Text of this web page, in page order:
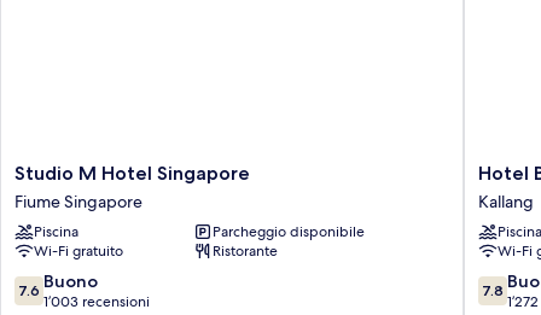
Studio
M
Hotel
Singapore
Fiume
Singapore
Studio M Hotel Singapore
Fiume Singapore
Piscina
Parcheggio disponibile
Wi-Fi gratuito
Ristorante
7.6
su
7.6 Buono
1’003 recensioni
Hotel
Boss
Kallang
Hotel
Kallang
Piscina
Wi-Fi
7.8
su
7.8